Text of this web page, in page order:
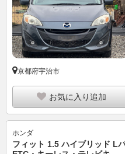
京都府宇治市
お気に入り追加
ホンダ
フィット 1.5 ハイブリッド L